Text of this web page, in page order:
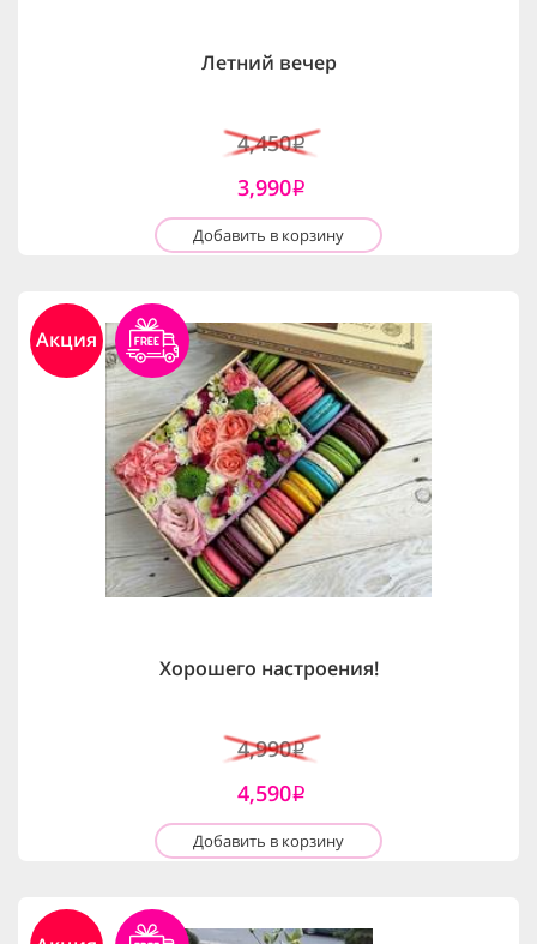
Летний вечер
4,450i
3,990i
Добавить в корзину
Акция
Хорошего настроения!
4,990i
4,590i
Добавить в корзину